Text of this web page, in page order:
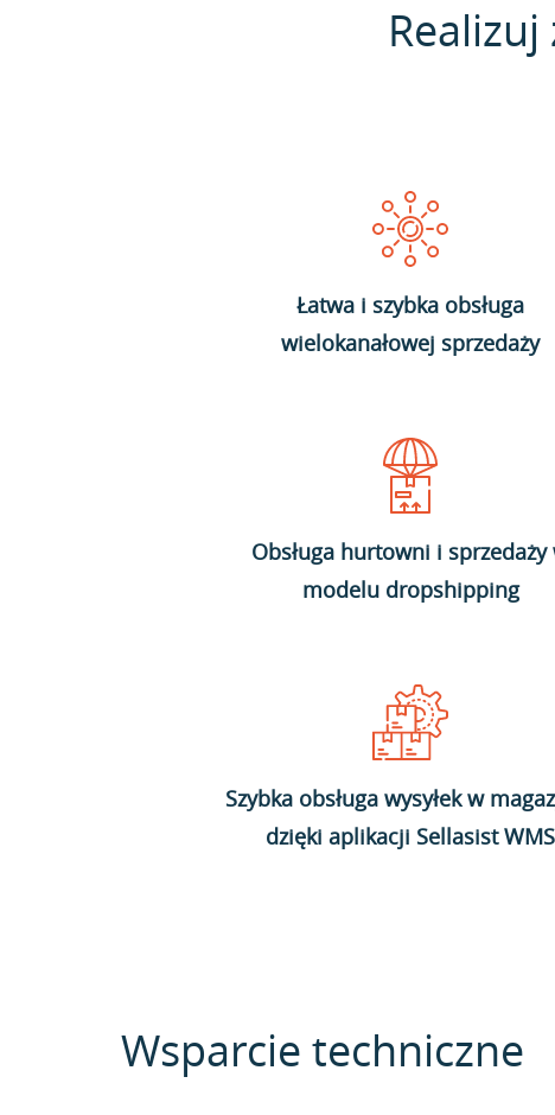
Łatwa i szybka obsługa
wielokanałowej sprzedaży
Obsługa hurtowni i sprzedaży
modelu dropshipping
Szybka obsługa wysyłek w
dzięki aplikacji Sellasist WMS
Wsparcie techniczne